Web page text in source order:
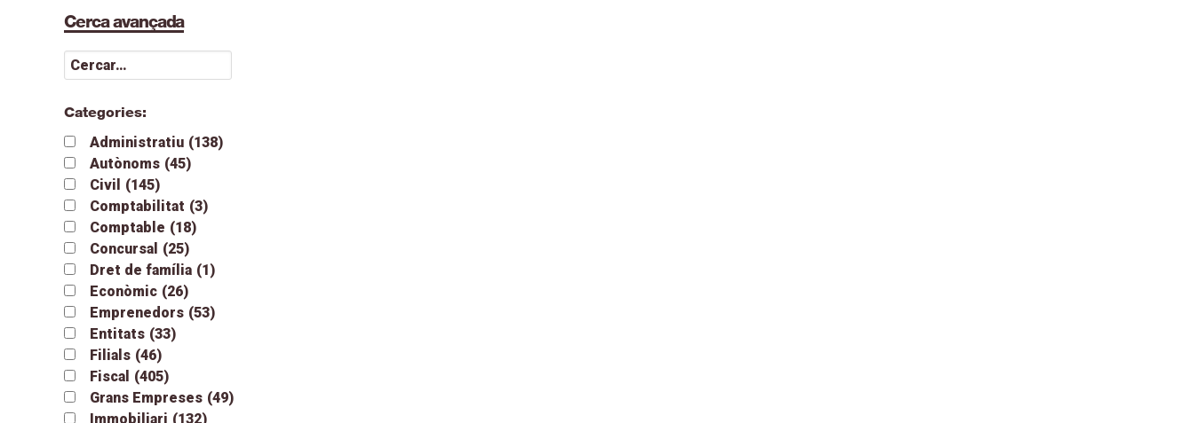
Cerca avançada
Categories:
Administratiu (138)
Autònoms (45)
Civil
(145)
Comptabilitat (3)
Comptable (18)
Concursal (25)
Dret de família (1)
Econòmic (26)
Emprenedors (53)
Entitats (33)
Filials (46)
Fiscal (405)
Grans Empreses (49)
Immobiliari (132)